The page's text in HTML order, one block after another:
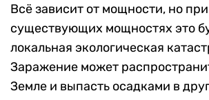
Всё зависит от мощности, но при
существующих мощностях это
локальная экологическая
Заражение может
Земле и выпасть осадками в